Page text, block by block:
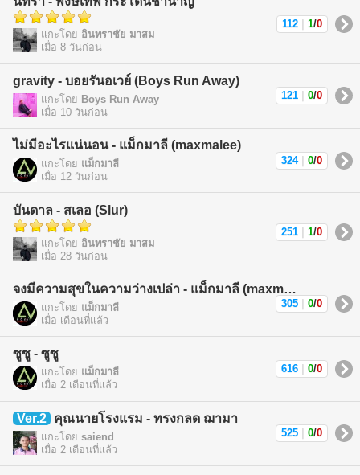
แกะโดย อินทราชัย มาสม
เมื่อ 8 วันก่อน
112 1/0
gravity - บอยรันอเวย์ (Boys Run Away)
แกะโดย Boys Run Away
เมื่อ 10 วันก่อน
121 0/0
ไม่มีอะไรแน่นอน - แม็กมาลี (maxmalee)
แกะโดย แม็กมาลี
เมื่อ 12 วันก่อน
324 0/0
บันดาล - สเลอ (Slur)
แกะโดย อินทราชัย มาสม
เมื่อ 28 วันก่อน
251 1/0
จงมีความสุขในความว่างเปล่า - แม็กมาลี (maxmalee)
แกะโดย แม็กมาลี
เมื่อ เดือนที่แล้ว
305 0/0
ซูซู - ซูซู
แกะโดย แม็กมาลี
เมื่อ 2 เดือนที่แล้ว
616 0/0
Ver.2 คุณนายโรงแรม - ทรงกลด ฌามา
แกะโดย saiend
เมื่อ 2 เดือนที่แล้ว
525 0/0